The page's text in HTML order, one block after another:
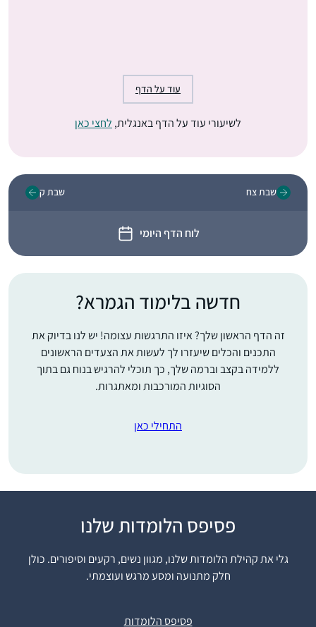
עוד על הדף
לשיעורי עוד על הדף באנגלית, לחצי כאן
שבת צח
לוח הדף היומי
שבת ק
חדשה בלימוד הגמרא?
זה הדף הראשון שלך? איזו התרגשות עצומה! יש לנו בדיוק את
התכנים והכלים שיעזרו לך לעשות את הצעדים הראשונים
ללמידה בקצב וברמה שלך, כך תוכלי להרגיש בנוח גם בתוך
הסוגיות המורכבות ומאתגרות.
התחילי כאן
פסיפס הלומדות שלנו
גלי את קהילת הלומדות שלנו, מגוון נשים, רקעים וסיפורים. כולן
חלק מתנועה ומסע מרגש ועוצמתי.
פסיפס הלומדות
מוטביציה להתחיל ללמוד
דף יומי. עד אז למדתי
גמרא בשבתות ועשיתי
כמה סיומים. אבל לימוד
ופתאום כל דבר שקורה
קרן פוגל